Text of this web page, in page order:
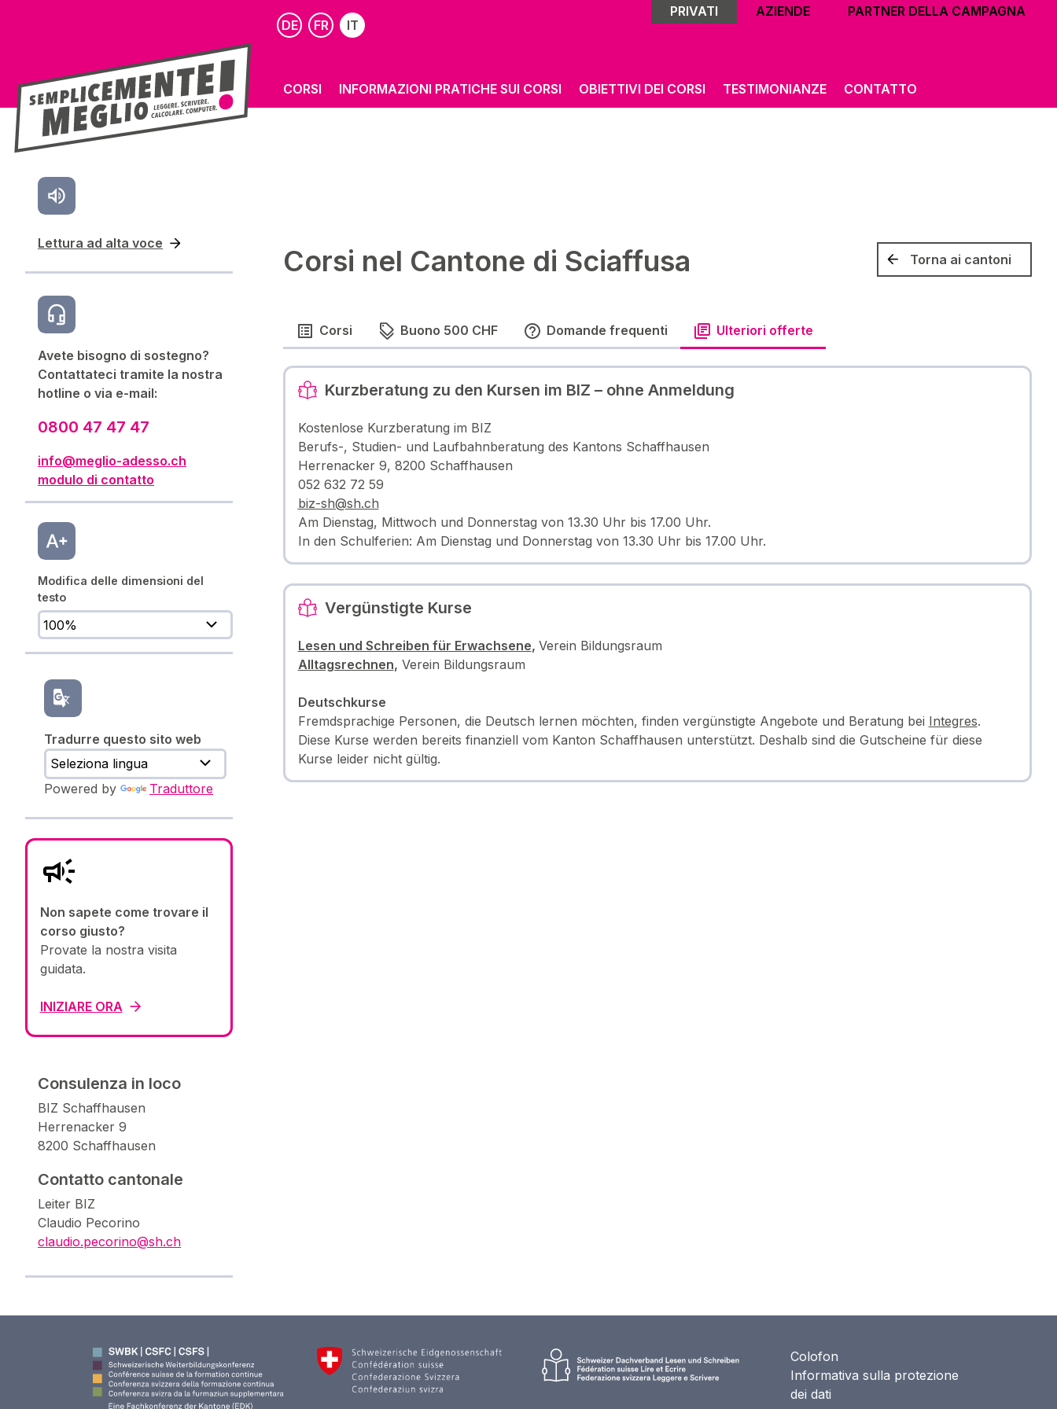
DE FR IT
PRIVATI AZIENDE PARTNER DELLA CAMPAGNA
CORSI INFORMAZIONI PRATICHE SUI CORSI OBIETTIVI DEI CORSI TESTIMONIANZE CONTATTO
Lettura ad alta voce
Corsi nel Cantone di Sciaffusa Torna ai cantoni
Avete bisogno di sostegno?
Contattateci tramite la nostra
hotline o via e-mail:
0800 47 47 47
info@meglio-adesso.ch
modulo di contatto
Modifica delle dimensioni del
testo
Tradurre questo sito web
Powered by Traduttore
Non sapete come trovare il
corso giusto?
Provate la nostra visita
guidata.
INIZIARE ORA
Consulenza in loco
BIZ Schaffhausen
Herrenacker 9
8200 Schaffhausen
Contatto cantonale
Leiter BIZ
Claudio Pecorino
claudio.pecorino@sh.ch
Corsi Buono 500 CHF Domande frequenti Ulteriori offerte
Kurzberatung zu den Kursen im BIZ – ohne Anmeldung
Kostenlose Kurzberatung im BIZ
Berufs-, Studien- und Laufbahnberatung des Kantons Schaffhausen
Herrenacker 9, 8200 Schaffhausen
052 632 72 59
biz-sh@sh.ch
Am Dienstag, Mittwoch und Donnerstag von 13.30 Uhr bis 17.00 Uhr.
In den Schulferien: Am Dienstag und Donnerstag von 13.30 Uhr bis 17.00 Uhr.
Vergünstigte Kurse
Lesen und Schreiben für Erwachsene, Verein Bildungsraum
Alltagsrechnen, Verein Bildungsraum
Deutschkurse
Fremdsprachige Personen, die Deutsch lernen möchten, finden vergünstigte Angebote und Beratung bei Integres.
Diese Kurse werden bereits finanziell vom Kanton Schaffhausen unterstützt. Deshalb sind die Gutscheine für diese
Kurse leider nicht gültig.
Colofon
Informativa sulla protezione
dei dati